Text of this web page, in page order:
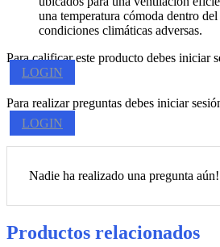
una temperatura cómoda dentro
condiciones climáticas adversas.
Para calificar este producto debes iniciar
LOGIN
Para realizar preguntas debes iniciar
LOGIN
Nadie ha realizado una pregunta aún!
Productos relacionados